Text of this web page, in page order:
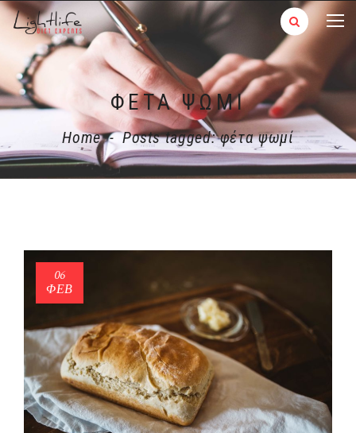
ΦΈΤΑ ΨΩΜΊ
Home - Posts tagged: φέτα ψωμί
06
ΦΕΒ